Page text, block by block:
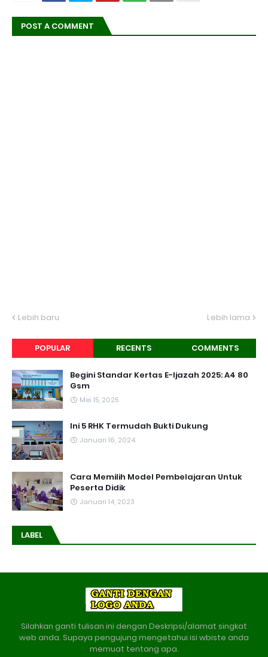
POST A COMMENT
Lebih baru Lebih lama
POPULAR RECENTS COMMENTS
Begini Standar Kertas E-Ijazah 2025: A4 80
Gsm
Mei 15, 2025
Ini 5 RHK Termudah Bukti Dukung
Januari 16, 2024
Cara Memilih Model Pembelajaran Untuk
Peserta Didik
Januari 14, 2023
LABEL
Silahkan ganti tulisan ini dengan Deskripsi/alamat singkat
web anda. Supaya pengujung mengetahui isi wbiste anda
memuat tentang apa.